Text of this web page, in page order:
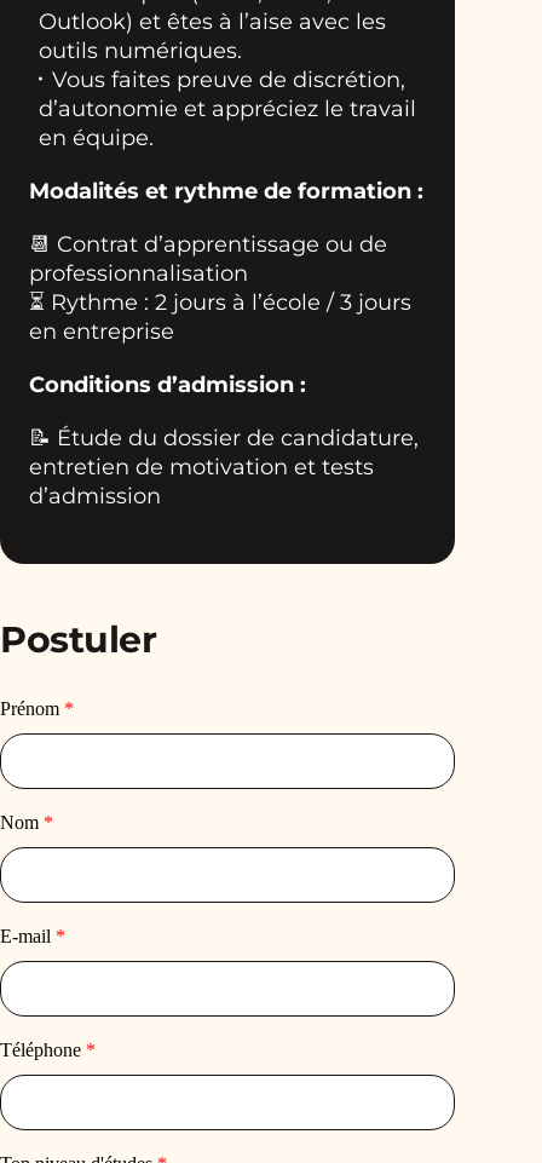
Outlook) et êtes à l’aise avec les
outils numériques.
Vous faites preuve de discrétion,
d’autonomie et appréciez le travail
en équipe.
Modalités et rythme de formation :
📆 Contrat d’apprentissage ou de
professionnalisation
⏳ Rythme : 2 jours à l’école / 3 jours
en entreprise
Conditions d’admission :
📝 Étude du dossier de candidature,
entretien de motivation et tests
d’admission
Postuler